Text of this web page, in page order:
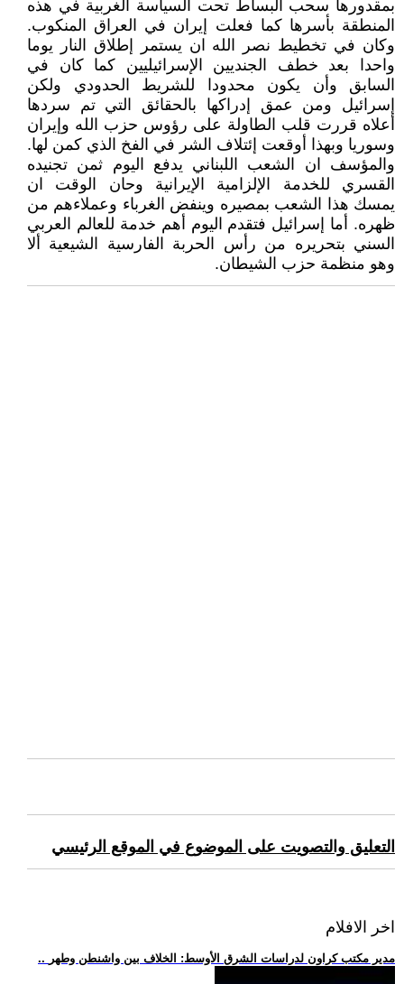
بمقدورها سحب البساط تحت السياسة الغربية في هذه
المنطقة بأسرها كما فعلت إيران في العراق المنكوب.
وكان في تخطيط نصر الله ان يستمر إطلاق النار يوما
واحدا بعد خطف الجنديين الإسرائيليين كما كان في
السابق وأن يكون محدودا للشريط الحدودي ولكن
إسرائيل ومن عمق إدراكها بالحقائق التي تم سردها
أعلاه قررت قلب الطاولة على رؤوس حزب الله وإيران
وسوريا وبهذا أوقعت إئتلاف الشر في الفخ الذي كمن لها.
والمؤسف ان الشعب اللبناني يدفع اليوم ثمن تجنيده
القسري للخدمة الإلزامية الإيرانية وحان الوقت ان
يمسك هذا الشعب بمصيره وينفض الغرباء وعملاءهم من
ظهره. أما إسرائيل فتقدم اليوم أهم خدمة للعالم العربي
السني بتحريره من رأس الحربة الفارسية الشيعية ألا
وهو منظمة حزب الشيطان.
التعليق والتصويت على الموضوع في الموقع الرئيسي
اخر الافلام
.. مدير مكتب كراون لدراسات الشرق الأوسط: الخلاف بين واشنطن وطهر